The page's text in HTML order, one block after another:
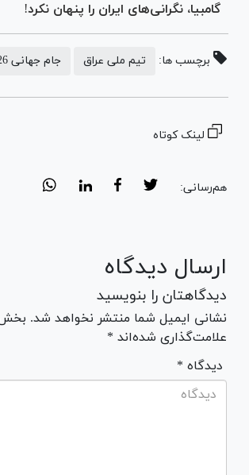
گامبیا، نگرانی‌های ایران را پنهان نکرد!
برچسب ها: تیم ملی عراق جام جهانی 2026
لینک کوتاه
هم‌رسانی:
ارسال دیدگاه
دیدگاهتان را بنویسید
نشانی ایمیل شما منتشر نخواهد شد.
علامت‌گذاری شده‌اند *
* دیدگاه